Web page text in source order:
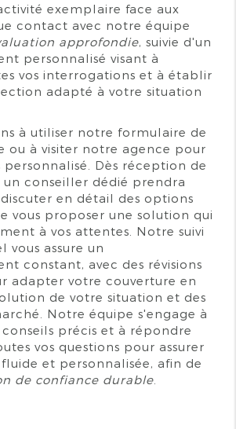
exemplaire face aux
contact avec notre équipe
approfondie, suivie d'un
personnalisé visant à
vos interrogations et à établir
adapté à votre situation
à utiliser notre formulaire de
ou à visiter notre agence pour
Dès réception de
conseiller dédié prendra
en détail des options
vous proposer une solution qui
à vos attentes. Notre suivi
assure un
constant, avec des révisions
adapter votre couverture en
de votre situation et des
Notre équipe s'engage à
précis et à répondre
vos questions pour assurer
et personnalisée, afin de
de confiance durable